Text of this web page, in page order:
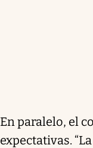
En paralelo, el
expectativas.